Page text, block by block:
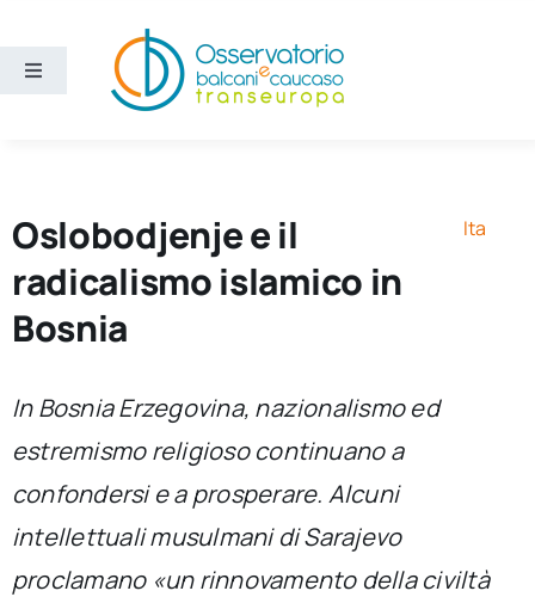
contenuto
Toggle
Ricerca e divulgazione
Chi siamo
per:
Oslobodjenje e il
radicalismo islamico in
Bosnia
Ita
In Bosnia Erzegovina, nazionalismo ed
estremismo religioso continuano a
confondersi e a prosperare. Alcuni
intellettuali musulmani di Sarajevo
proclamano «un rinnovamento della civiltà